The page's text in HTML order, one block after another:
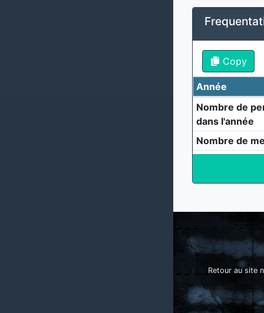
Copy
Année
Nombre de
dans l'année
Nombre de
Retour au site